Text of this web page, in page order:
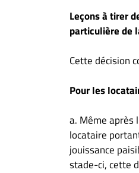
Leçons à tirer
particulière de
Cette décision
Pour les
a. Même après
locataire
jouissance
stade-ci, cette